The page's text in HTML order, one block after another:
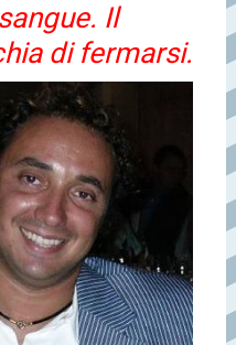
Il
di fermarsi.